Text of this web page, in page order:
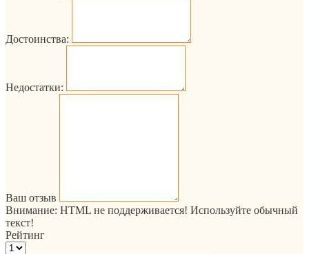
Достоинства:
Недостатки:
Ваш отзыв
Внимание: HTML не поддерживается! Используйте обычный
текст!
Рейтинг